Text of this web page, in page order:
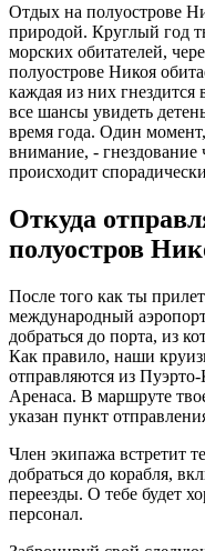
Отдых на полуострове
природой. Круглый год
морских обитателей,
полуострове Никоя
каждая из них гнездится
все шансы увидеть
время года. Один
внимание, -
происходит
Откуда
полуостров
После того как ты
международный
добраться до порта, из
Как правило, наши
отправляются из
Аренаса. В маршруте
указан пункт
Член экипажа встретит
добраться до корабля,
переезды. О тебе будет
персонал.